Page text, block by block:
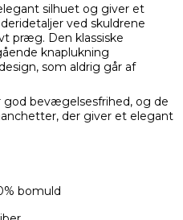
silhuet og giver et
ved skuldrene
præg. Den klassiske
knaplukning
som aldrig går af
god bevægelsesfrihed, og de
der giver et elegant
bomuld